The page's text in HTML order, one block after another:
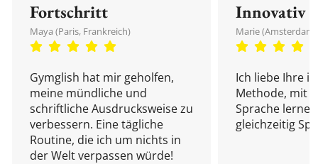
Fortschritt
Maya (Paris, Frankreich)
Gymglish hat mir geholfen,
meine mündliche und
schriftliche Ausdrucksweise zu
verbessern. Eine tägliche
Routine, die ich um nichts in
der Welt verpassen würde!
Innovativ
Marie
Ich liebe Ihre
Methode, mit
Sprache
gleichzeitig